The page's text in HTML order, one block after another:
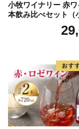
小牧ワイナリー 赤ワ
本飲み比べセット（
どう100％使用）